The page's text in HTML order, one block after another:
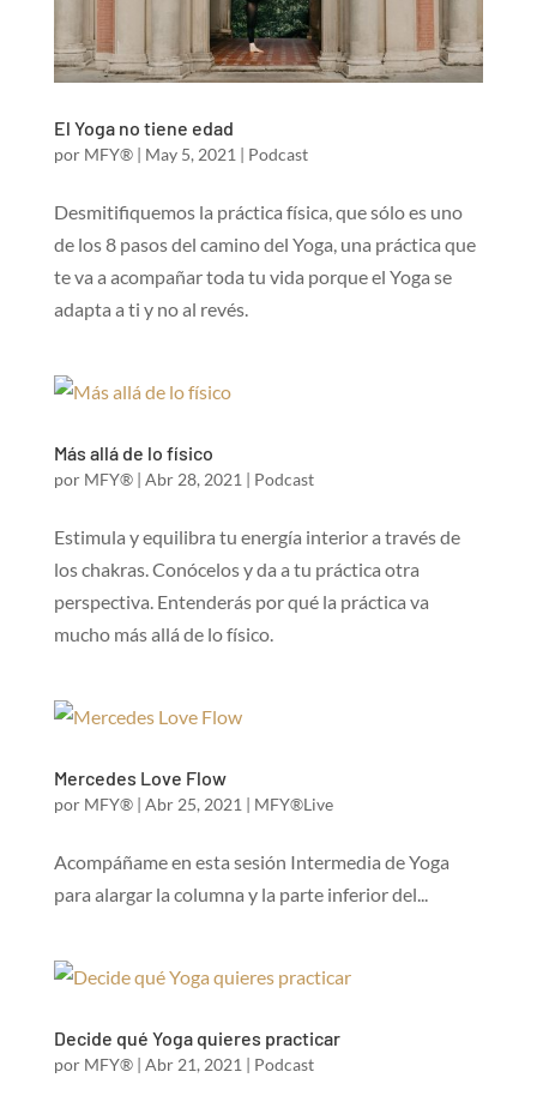
El Yoga no tiene edad
por MFY®| May 5, 2021 | Podcast
Desmitifiquemos la práctica física, que sólo es uno
de los 8 pasos del camino del Yoga, una práctica que
te va a acompañar toda tu vida porque el Yoga se
adapta a ti y no al revés.
Más allá de lo físico
por MFY®| Abr 28, 2021 | Podcast
Estimula y equilibra tu energía interior a través de
los chakras. Conócelos y da a tu práctica otra
perspectiva. Entenderás por qué la práctica va
mucho más allá de lo físico.
Mercedes Love Flow
por MFY®| Abr 25, 2021 | MFY®Live
Acompáñame en esta sesión Intermedia de Yoga
para alargar la columna y la parte inferior del...
Decide qué Yoga quieres practicar
por MFY®| Abr 21, 2021 | Podcast